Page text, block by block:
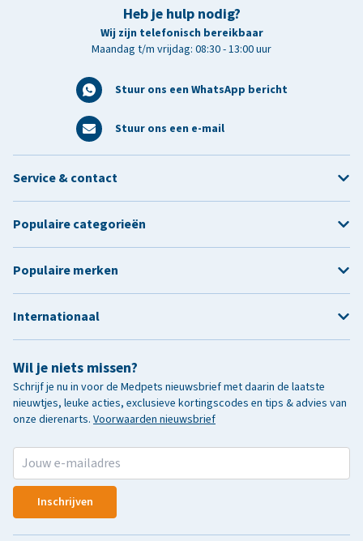
Heb je hulp nodig?
Wij zijn telefonisch bereikbaar
Maandag t/m vrijdag: 08:30 - 13:00 uur
Stuur ons een WhatsApp bericht
Stuur ons een e-mail
Wil je niets missen?
Schrijf je nu in voor de Medpets nieuwsbrief met daarin de laatste
nieuwtjes, leuke acties, exclusieve kortingscodes en tips & advies van
onze dierenarts. Voorwaarden nieuwsbrief
Inschrijven
Service & contact
Populaire categorieën
Populaire merken
Internationaal